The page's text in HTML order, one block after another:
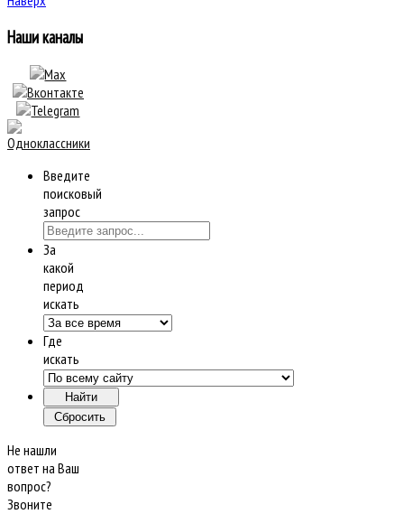
Наши каналы
Введите
поисковый
запрос
За
какой
период
искать
Где
искать
Не нашли
ответ на Ваш
вопрос?
Звоните